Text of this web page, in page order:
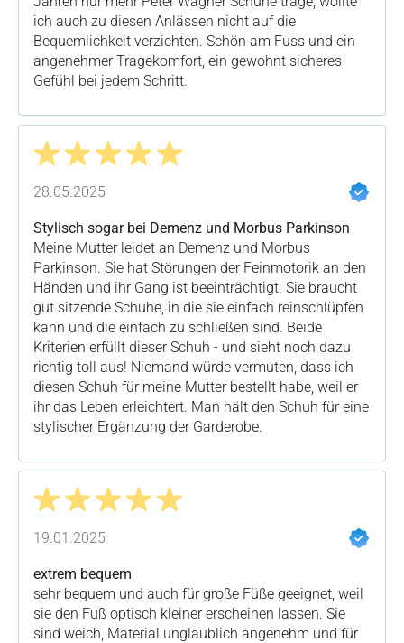
ich auch zu diesen Anlässen nicht auf die
Bequemlichkeit verzichten. Schön am Fuss und ein
angenehmer Tragekomfort, ein gewohnt sicheres
Gefühl bei jedem Schritt.
28.05.2025
Stylisch sogar bei Demenz und Morbus Parkinson
Meine Mutter leidet an Demenz und Morbus
Parkinson. Sie hat Störungen der Feinmotorik an den
Händen und ihr Gang ist beeinträchtigt. Sie braucht
gut sitzende Schuhe, in die sie einfach reinschlüpfen
kann und die einfach zu schließen sind. Beide
Kriterien erfüllt dieser Schuh - und sieht noch dazu
richtig toll aus! Niemand würde vermuten, dass ich
diesen Schuh für meine Mutter bestellt habe, weil er
ihr das Leben erleichtert. Man hält den Schuh für eine
stylischer Ergänzung der Garderobe.
19.01.2025
extrem bequem
sehr bequem und auch für große Füße geeignet, weil
sie den Fuß optisch kleiner erscheinen lassen. Sie
sind weich, Material unglaublich angenehm und für